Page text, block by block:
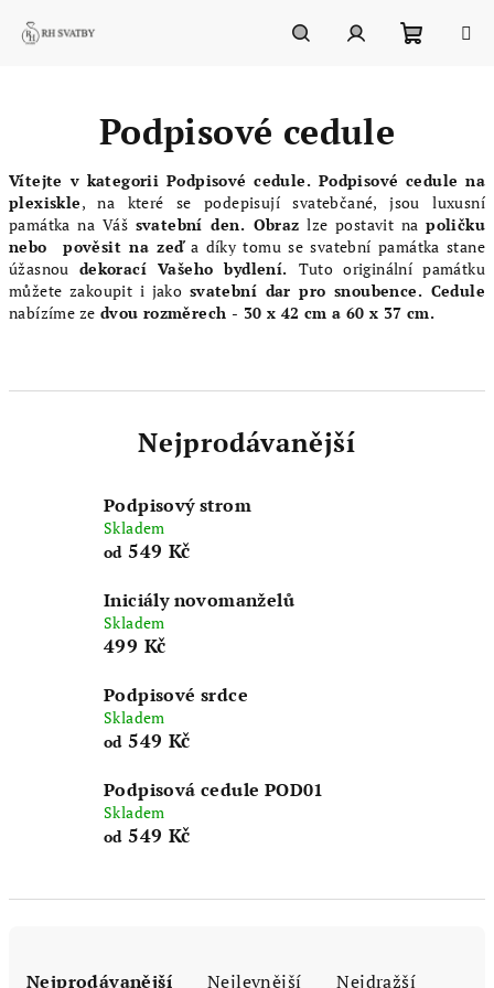
Podpisové cedule
Vítejte v kategorii Podpisové cedule. Podpisové cedule na
plexiskle, na které se podepisují svatebčané, jsou luxusní
památka na Váš svatební den. Obraz lze postavit napoličku
nebo pověsit na zeďa díky tomu se svatební památka stane
úžasnou dekorací Vašeho bydlení. Tuto originální památku
můžete zakoupit i jako svatební dar pro snoubence. Cedule
nabízíme ze dvou rozměrech - 30 x 42 cm a 60 x 37 cm.
Nejprodávanější
Podpisový strom
Skladem
od549 Kč
Iniciály novomanželů
Skladem
499 Kč
Podpisové srdce
Skladem
od549 Kč
Podpisová cedule POD01
Skladem
od549 Kč
Nejprodávanější Nejlevnější Nejdražší